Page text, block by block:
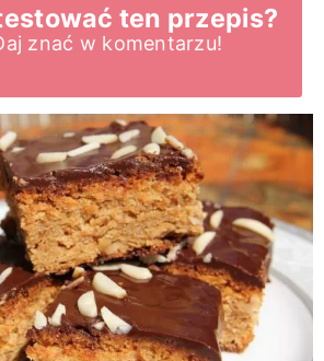
ten przepis?
znać w komentarzu!